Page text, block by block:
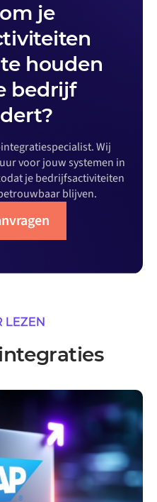
je
houden
bedrijf
Wij
voor jouw systemen in
je bedrijfsactiviteiten
blijven.
LEZEN